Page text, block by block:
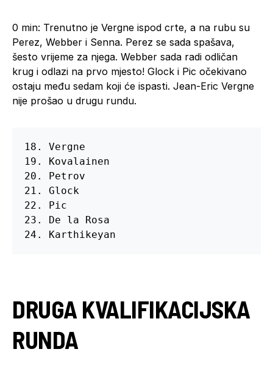
0 min: Trenutno je Vergne ispod crte, a na rubu su
Perez, Webber i Senna. Perez se sada spašava,
šesto vrijeme za njega. Webber sada radi odličan
krug i odlazi na prvo mjesto! Glock i Pic očekivano
ostaju među sedam koji će ispasti. Jean-Eric Vergne
nije prošao u drugu rundu.
18. Vergne
19. Kovalainen
20. Petrov
21. Glock
22. Pic
23. De la Rosa
24. Karthikeyan
DRUGA KVALIFIKACIJSKA
RUNDA